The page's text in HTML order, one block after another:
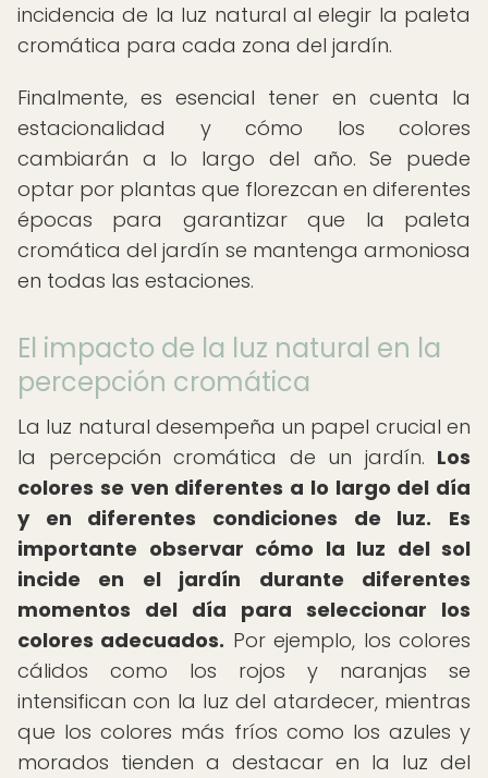
incidencia de la luz natural al elegir la paleta
cromática para cada zona del jardín.
Finalmente, es esencial tener en cuenta la
estacionalidad y cómo los colores
cambiarán a lo largo del año. Se puede
optar por plantas que florezcan en diferentes
épocas para garantizar que la paleta
cromática del jardín se mantenga armoniosa
en todas las estaciones.
El impacto de la luz natural en la
percepción cromática
La luz natural desempeña un papel crucial en
la percepción cromática de un jardín. Los
colores se ven diferentes a lo largo del día
y en diferentes condiciones de luz.
Es
importante observar cómo la luz del sol
incide en el jardín durante diferentes
momentos del día para seleccionar los
colores adecuados. Por ejemplo, los colores
cálidos como los rojos y naranjas se
intensifican con la luz del atardecer, mientras
que los colores más fríos como los azules y
morados tienden a destacar en la luz del